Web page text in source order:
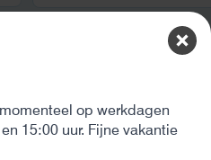
op werkdagen
15:00 uur. Fijne vakantie